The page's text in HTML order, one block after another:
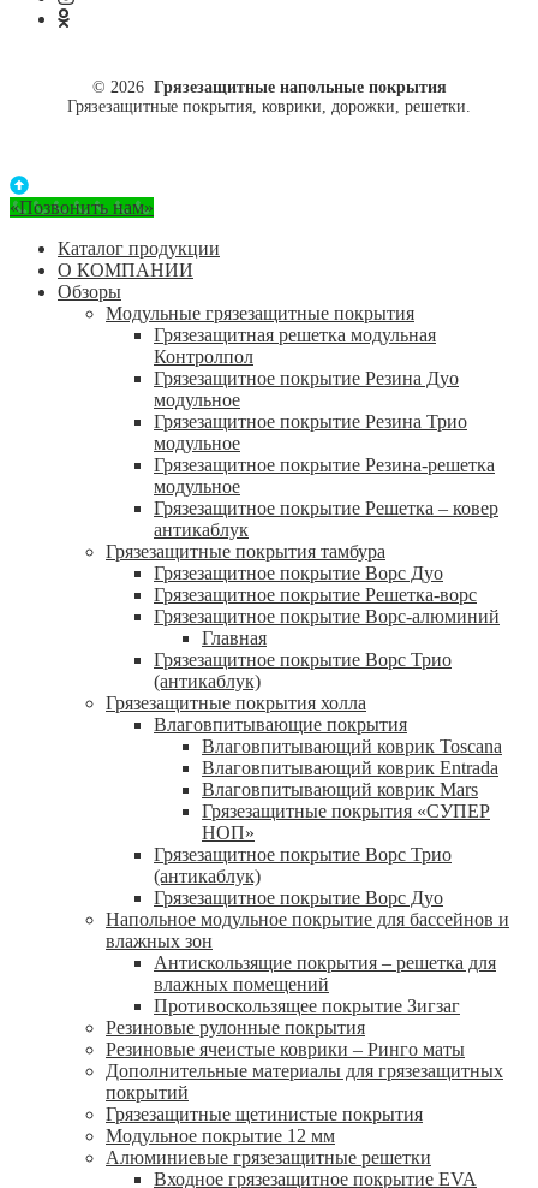
© 2026 Грязезащитные напольные покрытия
Грязезащитные покрытия, коврики, дорожки, решетки.
«Позвонить нам»
Каталог продукции
О КОМПАНИИ
Обзоры
Модульные грязезащитные покрытия
Грязезащитная решетка модульная
Контролпол
Грязезащитное покрытие Резина Дуо
модульное
Грязезащитное покрытие Резина Трио
модульное
Грязезащитное покрытие Резина-решетка
модульное
Грязезащитное покрытие Решетка – ковер
антикаблук
Грязезащитные покрытия тамбура
Грязезащитное покрытие Ворс Дуо
Грязезащитное покрытие Решетка-ворс
Грязезащитное покрытие Ворс-алюминий
Главная
Грязезащитное покрытие Ворс Трио
(антикаблук)
Грязезащитные покрытия холла
Влаговпитывающие покрытия
Влаговпитывающий коврик Toscana
Влаговпитывающий коврик Entrada
Влаговпитывающий коврик Mars
Грязезащитные покрытия «СУПЕР
НОП»
Грязезащитное покрытие Ворс Трио
(антикаблук)
Грязезащитное покрытие Ворс Дуо
Напольное модульное покрытие для бассейнов и
влажных зон
Антискользящие покрытия – решетка для
влажных помещений
Противоскользящее покрытие Зигзаг
Резиновые рулонные покрытия
Резиновые ячеистые коврики – Ринго маты
Дополнительные материалы для грязезащитных
покрытий
Грязезащитные щетинистые покрытия
Модульное покрытие 12 мм
Алюминиевые грязезащитные решетки
Входное грязезащитное покрытие EVA